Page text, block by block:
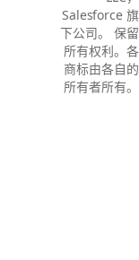
Salesforce 旗
下公司。 保留
所有权利。各
商标由各自的
所有者所有。